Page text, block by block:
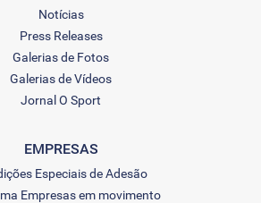
Notícias
Press Releases
Galerias de Fotos
Galerias de Vídeos
Jornal O Sport
EMPRESAS
Especiais de Adesão
Empresas em movimento